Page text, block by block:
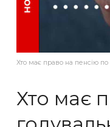
Хто має право на пенсію
Хто має